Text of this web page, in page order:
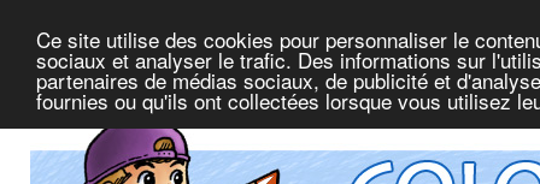
Ce site utilise des cookies pour personnaliser le
sociaux et analyser le trafic. Des informations sur
partenaires de médias sociaux, de publicité et
fournies ou qu'ils ont collectées lorsque vous utilisez